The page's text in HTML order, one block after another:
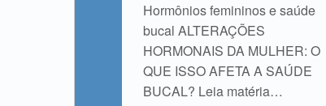
Hormônios femininos e saúde
bucal ALTERAÇÕES
HORMONAIS DA MULHER: O
QUE ISSO AFETA A SAÚDE
BUCAL? Leia matéria…